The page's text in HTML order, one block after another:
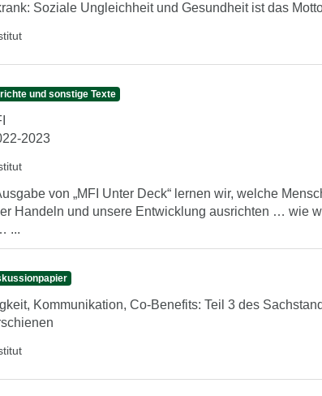
Soziale Ungleichheit und Gesundheit ist das
und sonstige Texte
2023
von „MFI Unter Deck“ lernen wir, welche
Handeln und unsere Entwicklung ausrichten … wie
...
Kommunikation, Co-Benefits: Teil 3 des